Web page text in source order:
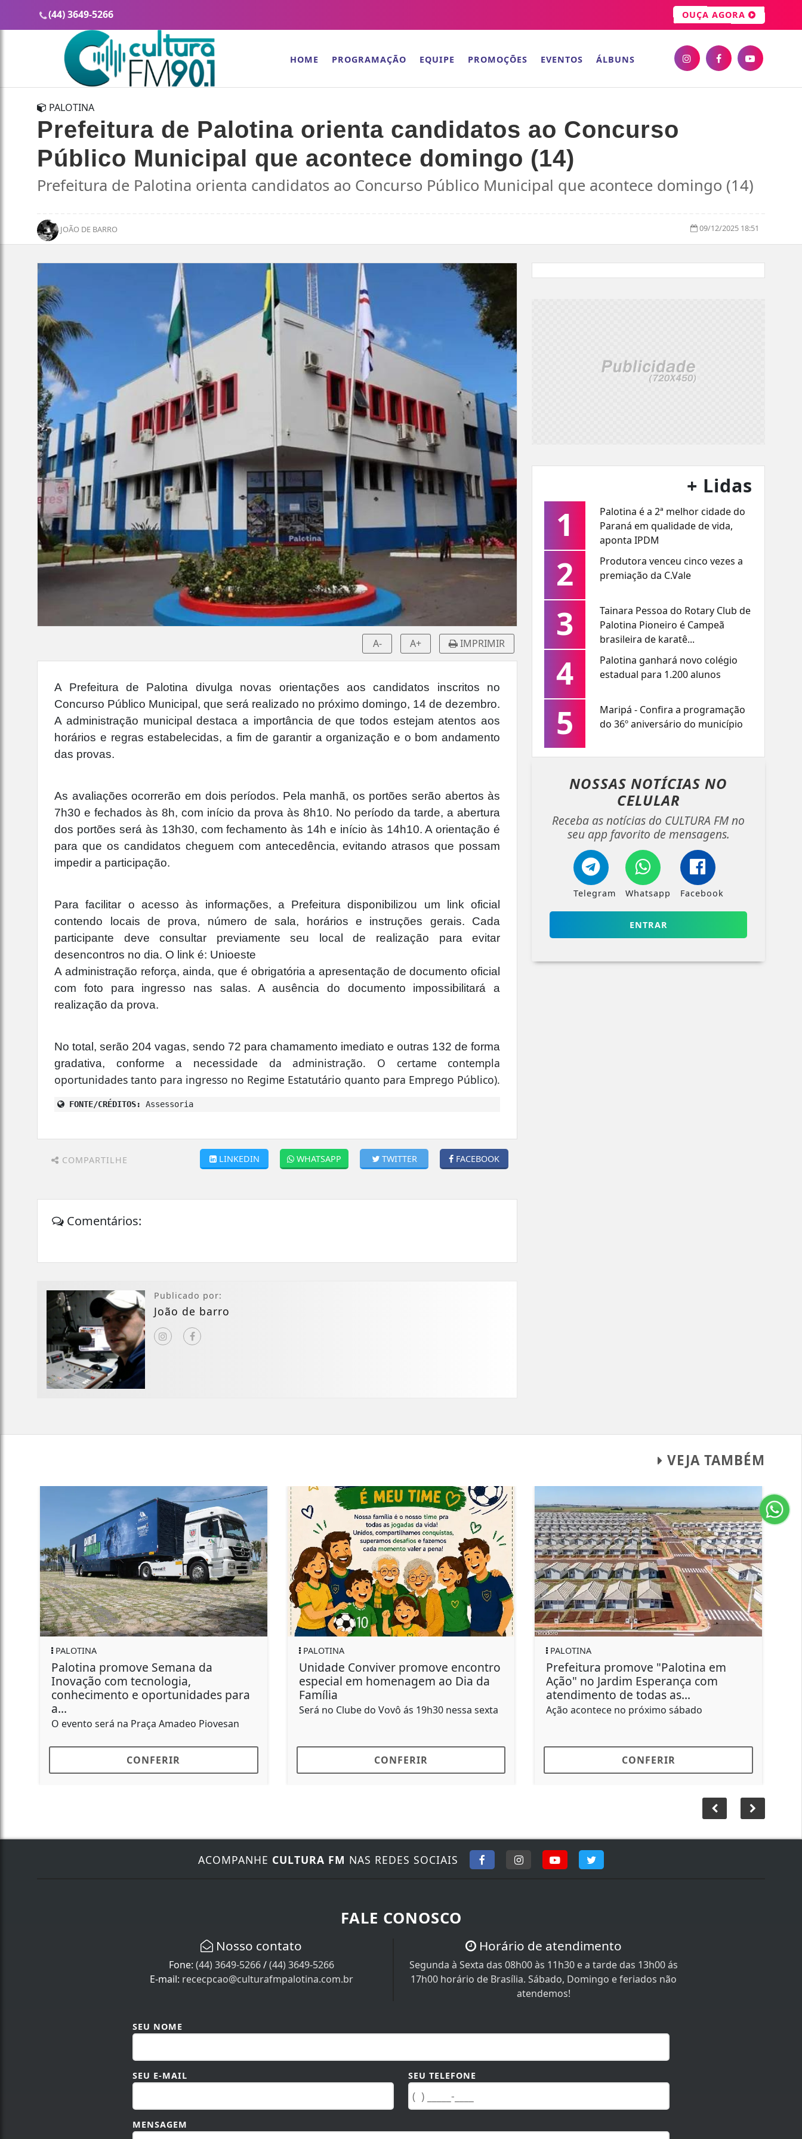
(44) 3649-5266 OUÇA AGORA
HOME PROGRAMAÇÃO EQUIPE PROMOÇÕES EVENTOS ÁLBUNS
PALOTINA
Prefeitura de Palotina orienta candidatos ao Concurso
Público Municipal que acontece domingo (14)
Prefeitura de Palotina orienta candidatos ao Concurso Público Municipal que acontece domingo (14)
JOÃO DE BARRO 09/12/2025 18:51
A- A+ IMPRIMIR
A Prefeitura de Palotina divulga novas orientações aos candidatos inscritos no
Concurso Público Municipal, que será realizado no próximo domingo, 14 de dezembro.
A administração municipal destaca a importância de que todos estejam atentos aos
horários e regras estabelecidas, a fim de garantir a organização e o bom andamento
das provas.
As avaliações ocorrerão em dois períodos. Pela manhã, os portões serão abertos às
7h30 e fechados às 8h, com início da prova às 8h10. No período da tarde, a abertura
dos portões será às 13h30, com fechamento às 14h e início às 14h10. A orientação é
para que os candidatos cheguem com antecedência, evitando atrasos que possam
impedir a participação.
Para facilitar o acesso às informações, a Prefeitura disponibilizou um link oficial
contendo locais de prova, número de sala, horários e instruções gerais. Cada
participante deve consultar previamente seu local de realização para evitar
desencontros no dia. O link é: Unioeste
A administração reforça, ainda, que é obrigatória a apresentação de documento oficial
com foto para ingresso nas salas. A ausência do documento impossibilitará a
realização da prova.
No total, serão 204 vagas, sendo 72 para chamamento imediato e outras 132 de forma
gradativa, conforme a necessidade da administração. O certame contempla
oportunidades tanto para ingresso no Regime Estatutário quanto para Emprego Público).
FONTE/CRÉDITOS: Assessoria
COMPARTILHE FACEBOOK
TWITTER
WHATSAPP
LINKEDIN
Comentários:
Publicado por:
João de barro
+ Lidas
1
Palotina é a 2ª melhor cidade do
Paraná em qualidade de vida,
aponta IPDM
2
Produtora venceu cinco vezes a
premiação da C.Vale
3
Tainara Pessoa do Rotary Club de
Palotina Pioneiro é Campeã
brasileira de karatê...
4
Palotina ganhará novo colégio
estadual para 1.200 alunos
5
Maripá - Confira a programação
do 36º aniversário do município
NOSSAS NOTÍCIASNO
CELULAR
Receba as notícias do CULTURA FM no
seu app favorito de mensagens.
Telegram Whatsapp Facebook
ENTRAR
VEJA TAMBÉM
promove Semana da
com tecnologia,
e oportunidades para
na Praça Amadeo Piovesan
Unidade Conviver promove encontro
especial em homenagem ao Dia da
Família
Será no Clube do Vovô ás 19h30 nessa sexta
Prefeitura promove "Palotina em
Ação" no Jardim Esperança com
atendimento de todas as...
Ação acontece no próximo sábado
Boletim Informativo
escorpiões
em 2026
31 casos leves foram
ACOMPANHE CULTURA FM NAS REDES SOCIAIS
FALE CONOSCO
Nosso contato
Fone: (44) 3649-5266/(44) 3649-5266
E-mail: rececpcao@culturafmpalotina.com.br
Horário de atendimento
Segunda à Sexta das 08h00 às 11h30 e a tarde das 13h00 ás
17h00 horário de Brasília. Sábado, Domingo e feriados não
atendemos!
SEU NOME
SEU E-MAIL SEU TELEFONE
MENSAGEM